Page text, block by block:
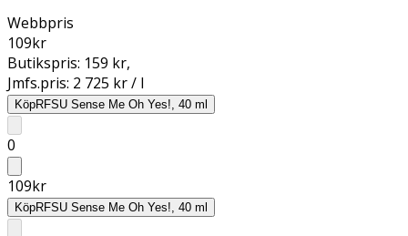
Webbpris
109kr
Butikspris: 159 kr,
Jmfs.pris: 2 725 kr / l
KöpRFSU Sense Me Oh Yes!, 40 ml
0
109kr
KöpRFSU Sense Me Oh Yes!, 40 ml